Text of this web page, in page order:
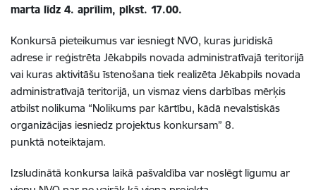
marta līdz 4. aprīlim, plkst. 17.00.
Konkursā pieteikumus var iesniegt NVO, kuras juridiskā
adrese ir reģistrēta Jēkabpils novada administratīvajā teritorijā
vai kuras aktivitāšu īstenošana tiek realizēta Jēkabpils novada
administratīvajā teritorijā, un vismaz viens darbības mērķis
atbilst nolikuma “Nolikums par kārtību, kādā nevalstiskās
organizācijas iesniedz projektus konkursam” 8.
punktā noteiktajam.
Izsludinātā konkursa laikā pašvaldība var noslēgt līgumu ar